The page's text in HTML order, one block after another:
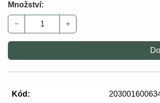
Množství:
− +
Kód: